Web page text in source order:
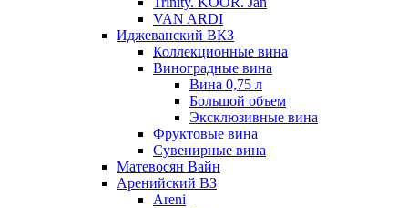
VAN ARDI
Иджеванский ВКЗ
Коллекционные вина
Виноградные вина
Вина 0,75 л
Большой объем
Эксклюзивные вина
Фруктовые вина
Cувенирные вина
Матевосян Вайн
Аренийский ВЗ
Areni